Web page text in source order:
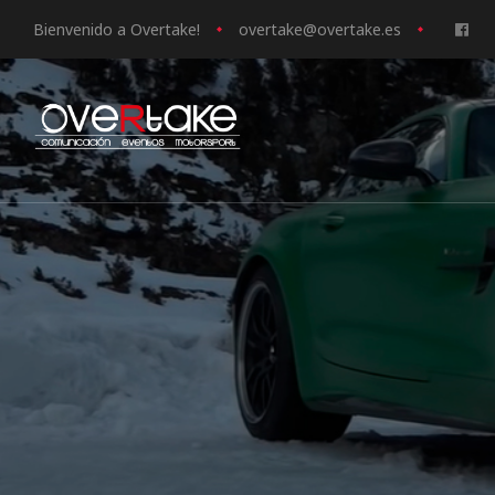
Bienvenido a Overtake! overtake@overtake.es